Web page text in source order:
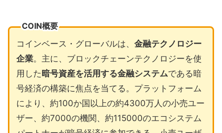
COIN概要
コインベース・グローバルは、 金融テクノロジー
企業。主に、ブロックチェーンテクノロジーを使
用した暗号資産を活用する金融システムである暗
号経済の構築に焦点を当てる。プラットフォーム
により、約100か国以上の約4300万人の小売ユー
ザー、約7000の機関、約115000のエコシステム